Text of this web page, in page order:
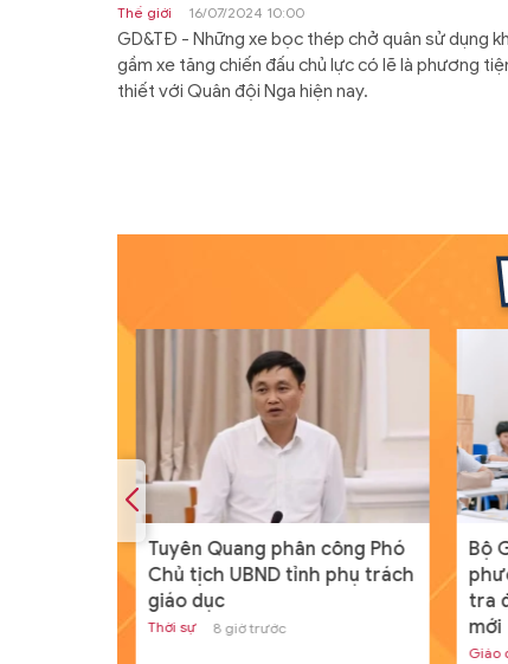
Thế giới 16/07/2024 10:00
GD&TĐ - Những xe bọc thép chở quân sử dụng
gầm xe tăng chiến đấu chủ lực có lẽ là phương
thiết với Quân đội Nga hiện nay.
Tuyên Quang phân công Phó
Chủ tịch UBND tỉnh phụ trách
giáo dục
Thời sự 8 giờ trước
Bộ
tra
mới
Giáo